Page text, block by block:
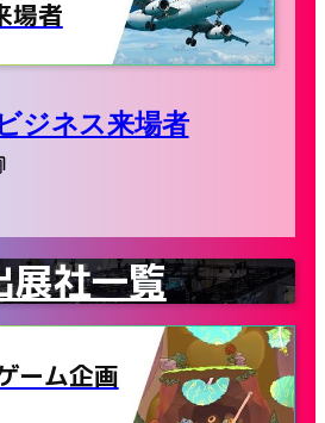
ビジネス来場者
場者
展社一覧
ーム企画